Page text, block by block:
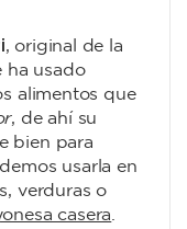
, original de la
ha usado
alimentos que
, de ahí su
bien para
usarla en
verduras o
casera.